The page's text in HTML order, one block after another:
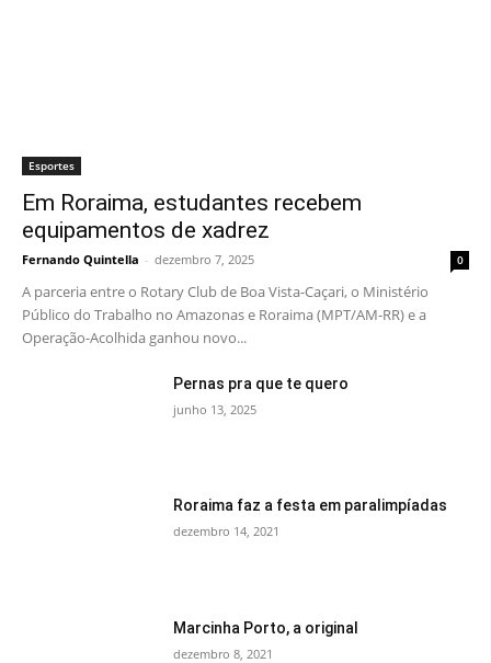
Esportes
Em Roraima, estudantes recebem
equipamentos de xadrez
Fernando Quintella - dezembro 7, 2025 0
A parceria entre o Rotary Club de Boa Vista-Caçari, o Ministério
Público do Trabalho no Amazonas e Roraima (MPT/AM-RR) e a
Operação-Acolhida ganhou novo...
Pernas pra que te quero
junho 13, 2025
Roraima faz a festa em paralimpíadas
dezembro 14, 2021
Marcinha Porto, a original
dezembro 8, 2021